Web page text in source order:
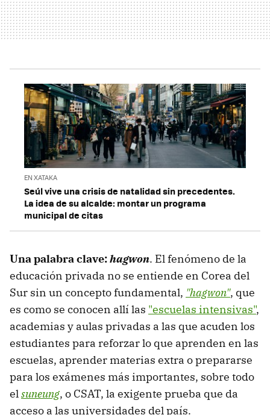
EN XATAKA
Seúl vive una crisis de natalidad sin precedentes.
La idea de su alcalde: montar un programa
municipal de citas
Una palabra clave:hagwon. El fenómeno de la
educación privada no se entiende en Corea del
Sur sin un concepto fundamental, "hagwon", que
es como se conocen allí las "escuelas intensivas",
academias y aulas privadas a las que acuden los
estudiantes para reforzar lo que aprenden en las
escuelas, aprender materias extra o prepararse
para los exámenes más importantes, sobre todo
elsuneung, o CSAT, la exigente prueba que da
acceso a las universidades del país.